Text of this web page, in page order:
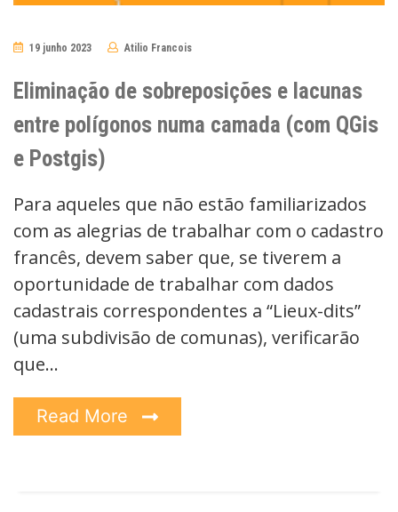
19 junho 2023 Atilio Francois
Eliminação de sobreposições e lacunas
entre polígonos numa camada (com QGis
e Postgis)
Para aqueles que não estão familiarizados
com as alegrias de trabalhar com o cadastro
francês, devem saber que, se tiverem a
oportunidade de trabalhar com dados
cadastrais correspondentes a “Lieux-dits”
(uma subdivisão de comunas), verificarão
que…
Read More